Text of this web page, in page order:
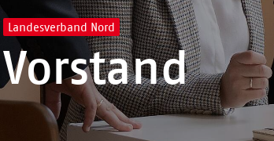
Landesverband Nord
Vorstand